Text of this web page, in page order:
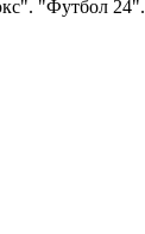
"Футбол 24".